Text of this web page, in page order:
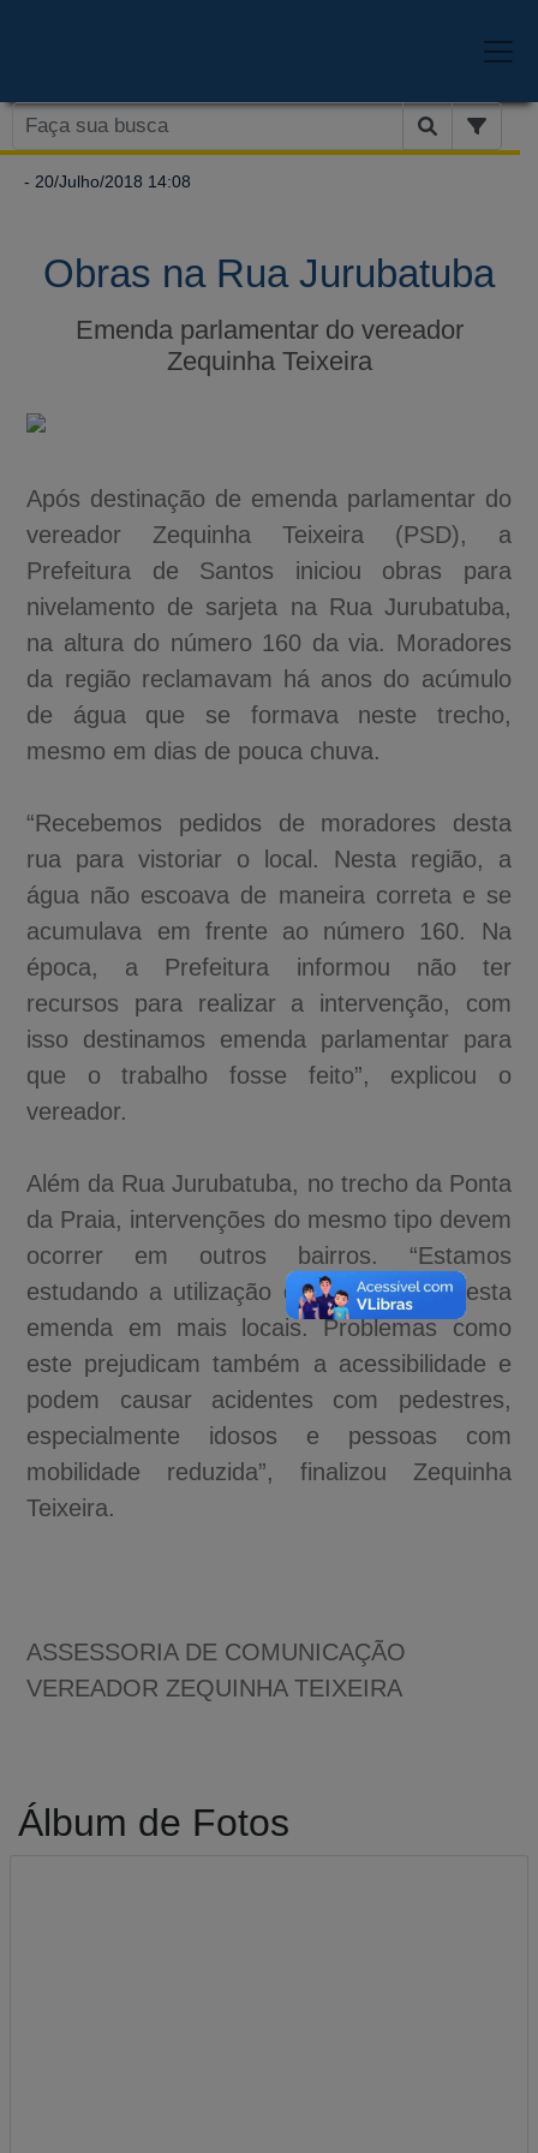
- 20/Julho/2018 14:08
Obras na Rua Jurubatuba
Emenda parlamentar do vereador
Zequinha Teixeira
Após destinação de emenda parlamentar do
vereador Zequinha Teixeira (PSD), a
Prefeitura de Santos iniciou obras para
nivelamento de sarjeta na Rua Jurubatuba,
na altura do número 160 da via. Moradores
da região reclamavam há anos do acúmulo
de água que se formava neste trecho,
mesmo em dias de pouca chuva.
“Recebemos pedidos de moradores desta
rua para vistoriar o local. Nesta região, a
água não escoava de maneira correta e se
acumulava em frente ao número 160. Na
época, a Prefeitura informou não ter
recursos para realizar a intervenção, com
isso destinamos emenda parlamentar para
que o trabalho fosse feito”, explicou o
vereador.
Além da Rua Jurubatuba, no trecho da Ponta
da Praia, intervenções do mesmo tipo devem
ocorrer em outros bairros. “Estamos
estudando a utilização de outra parte desta
emenda em mais locais. Problemas como
este prejudicam também a acessibilidade e
podem causar acidentes com pedestres,
especialmente idosos e pessoas com
mobilidade reduzida”, finalizou Zequinha
Teixeira.
ASSESSORIA DE COMUNICAÇÃO
VEREADOR ZEQUINHA TEIXEIRA
Álbum de Fotos